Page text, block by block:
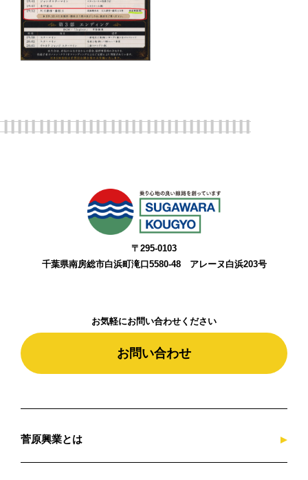
〒295-0103
千葉県南房総市白浜町滝口5580-48 アレーヌ白浜203号
お気軽にお問い合わせください
お問い合わせ
菅原興業とは